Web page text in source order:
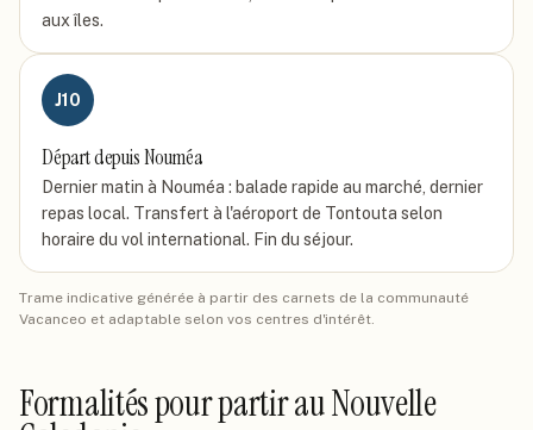
aux îles.
J10
Départ depuis Nouméa
Dernier matin à Nouméa : balade rapide au marché, dernier
repas local. Transfert à l'aéroport de Tontouta selon
horaire du vol international. Fin du séjour.
Trame indicative générée à partir des carnets de la communauté
Vacanceo et adaptable selon vos centres d'intérêt.
Formalités pour partirau Nouvelle